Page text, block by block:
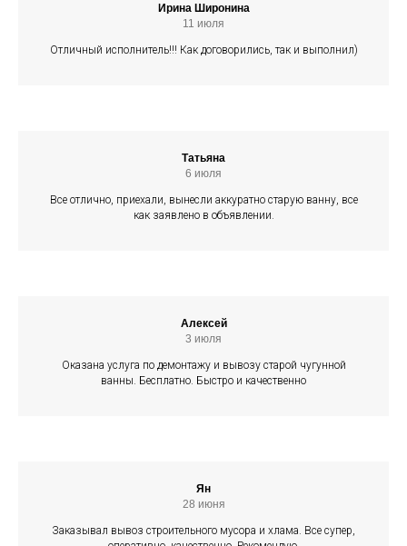
Ирина Широнина
11 июля
Отличный исполнитель!!! Как договорились, так и выполнил)
Татьяна
6 июля
Все отлично, приехали, вынесли аккуратно старую ванну, все
как заявлено в объявлении.
Алексей
3 июля
Оказана услуга по демонтажу и вывозу старой чугунной
ванны. Бесплатно. Быстро и качественно
Ян
28 июня
Заказывал вывоз строительного мусора и хлама. Все супер,